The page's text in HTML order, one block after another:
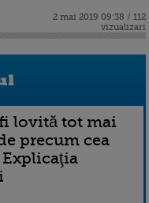
2 mai 2019 09:38 / 112
vizualizari
lovită tot mai
precum cea